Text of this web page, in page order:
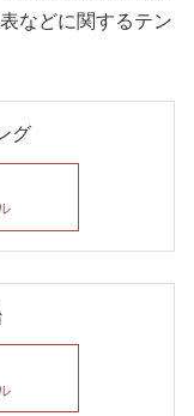
などに関するテン
グ